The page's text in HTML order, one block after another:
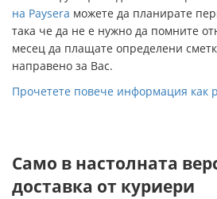
на Paysera можете да планирате
така че да не е нужно да помните
месец да плащате определени
направено за Вас.
Прочетете повече информация как
Само в настолната
доставка от куриери